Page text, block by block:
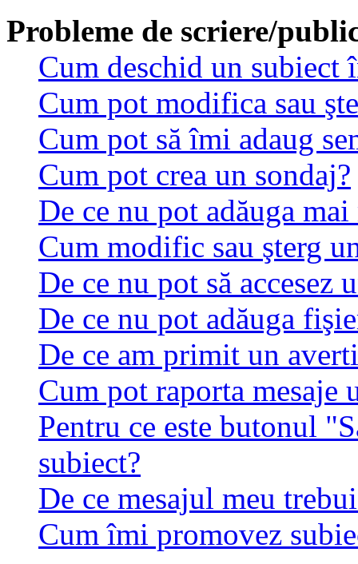
Probleme de scriere/
Cum deschid un subiect
Cum pot modifica sau
Cum pot să îmi adaug
Cum pot crea un sondaj?
De ce nu pot adăuga
Cum modific sau şterg
De ce nu pot să accesez
De ce nu pot adăuga
De ce am primit un
Cum pot raporta mesaje
Pentru ce este butonul
subiect?
De ce mesajul meu
Cum îmi promovez